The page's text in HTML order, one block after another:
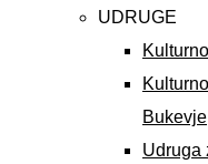
UDRUGE
Bukevje
Udruga